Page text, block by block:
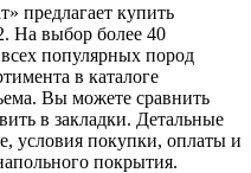
предлагает купить
На выбор более 40
популярных пород
в каталоге
Вы можете сравнить
в закладки. Детальные
условия покупки, оплаты и
покрытия.